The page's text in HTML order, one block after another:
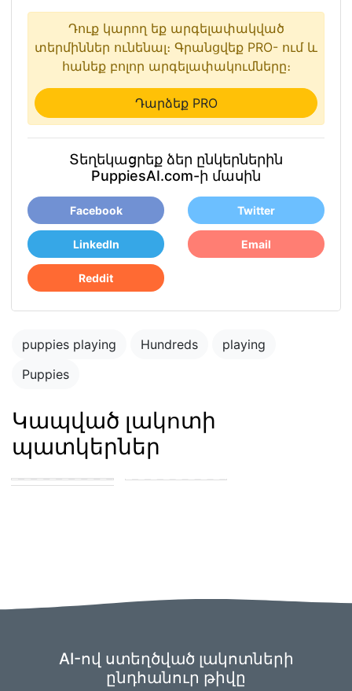
Դուք կարող եք արգելափակված
տերմիններ ունենալ։ Գրանցվեք PRO- ում և
հանեք բոլոր արգելափակումները։
Դարձեք PRO
Տեղեկացրեք ձեր ընկերներին
PuppiesAI.com-ի մասին
Facebook Twitter
LinkedIn Email
Reddit
puppies playing Hundreds
playing
Puppies
Կապված լակոտի
պատկերներ
Blue merle
cattledog and
german shepard
puppy in the park
puppies
AI-ով ստեղծված լակոտների
ընդհանուր թիվը